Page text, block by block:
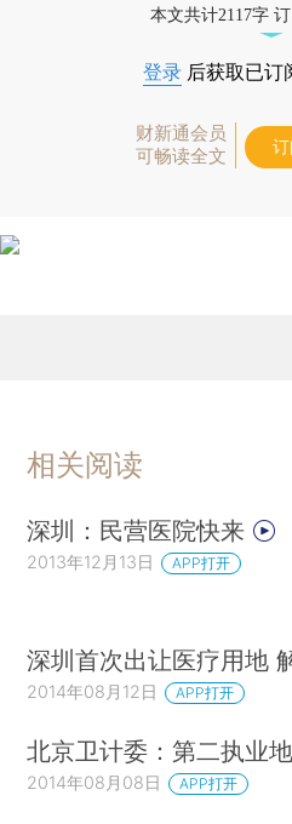
本文共计2117字
登录 后获取已订
财新通会员
可畅读全文
相关阅读
深圳：民营医院快来
2013年12月13日 APP打开
深圳首次出让医疗用地
2014年08月12日 APP打开
北京卫计委：第二执业
2014年08月08日 APP打开